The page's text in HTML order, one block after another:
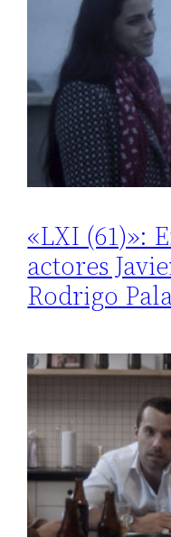
«LXI (61)»:
actores
Rodrigo